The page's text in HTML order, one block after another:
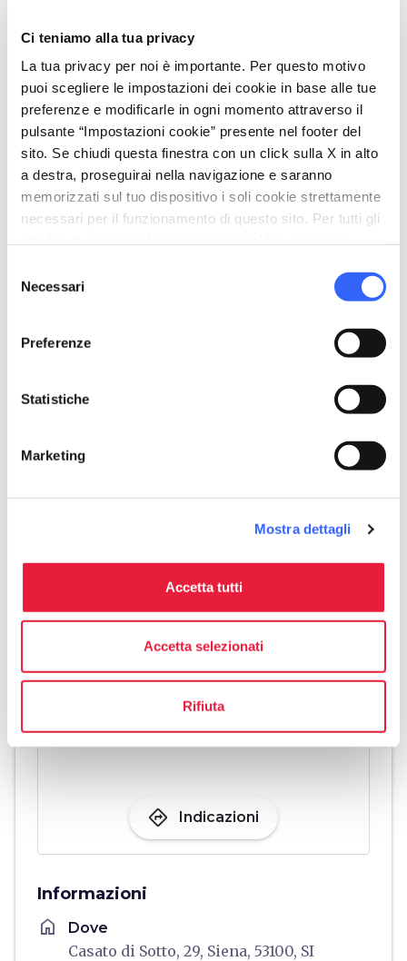
Ci teniamo alla tua privacy
La tua privacy per noi è importante. Per questo motivo
puoi scegliere le impostazioni dei cookie in base alle tue
preferenze e modificarle in ogni momento attraverso il
pulsante “Impostazioni cookie” presente nel footer del
sito. Se chiudi questa finestra con un click sulla X in alto
a destra, proseguirai nella navigazione e saranno
memorizzati sul tuo dispositivo i soli cookie strettamente
necessari per il funzionamento di questo sito. Per tutti gli
delNecessari
Preferenze
Statistiche
Marketing
Mostra dettagli
Accetta tutti
Accetta selezionati
Rifiuta
Accesso internet
Sala televisione
Wi-Fi
Edificio storico
Accettazione gruppi
Accesso con vetture private
Accesso con mezzi pubblici
Deposito custodito
Bancomat
Riscaldamento
directions Indicazioni
Informazioni
home Dove
Casato di Sotto, 29, Siena, 53100, SI